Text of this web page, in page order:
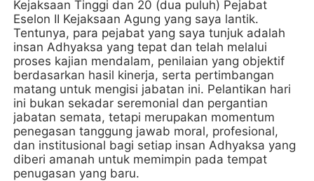
Kejaksaan Tinggi dan 20 (dua puluh) Pejabat
Eselon II Kejaksaan Agung yang saya lantik.
Tentunya, para pejabat yang saya tunjuk adalah
insan Adhyaksa yang tepat dan telah melalui
proses kajian mendalam, penilaian yang objektif
berdasarkan hasil kinerja, serta pertimbangan
matang untuk mengisi jabatan ini. Pelantikan hari
ini bukan sekadar seremonial dan pergantian
jabatan semata, tetapi merupakan momentum
penegasan tanggung jawab moral, profesional,
dan institusional bagi setiap insan Adhyaksa yang
diberi amanah untuk memimpin pada tempat
penugasan yang baru.